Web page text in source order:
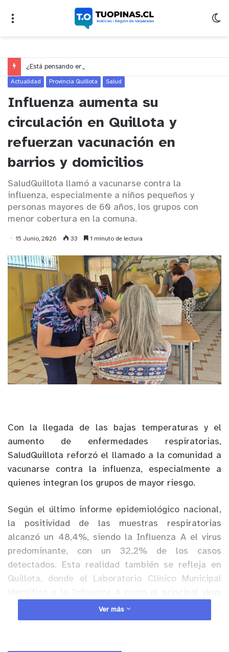
Actualidad Provincia Quillota Salud
Influenza aumenta su
circulación en Quillota y
refuerzan vacunación en
barrios y domicilios
SaludQuillota llamó a vacunarse contra la
influenza, especialmente a niños pequeños y
personas mayores de 60 años, los grupos con
menor cobertura en la comuna.
15 Junio, 2026 33 1 minuto de lectura
Con la llegada de las bajas temperaturas y el
aumento de enfermedades respiratorias,
SaludQuillota reforzó el llamado a la comunidad a
vacunarse contra la influenza, especialmente a
quienes integran los grupos de mayor riesgo.
Según el último informe epidemiológico nacional,
la positividad de las muestras respiratorias
alcanzó un 48,4%, siendo la Influenza A el virus
predominante, con un 32,2% de los casos
detectados. Esta realidad también se refleja en
Quillota, donde el Laboratorio Clínico Municipal
en circulación, con un 34,8% de las muestras
positivas.
Ver más